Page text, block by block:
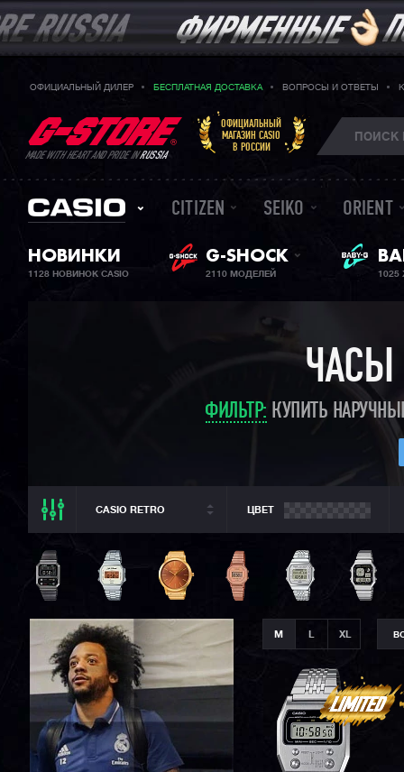
ОФИЦИАЛЬНЫЙ ДИЛЕР БЕСПЛАТНАЯ ДОСТАВКА ВОПРОСЫ И ОТВЕТЫ
MADE WITH HEART AND PRIDE INRUSSIA
ОФИЦИАЛЬНЫЙ
МАГАЗИН CASIO
В РОССИИ
CITIZEN SEIKO ORIENT
НОВИНКИ
1128 НОВИНОК CASIO
G-SHOCK
2110 МОДЕЛЕЙ
ЧАСЫ
ФИЛЬТР: КУПИТЬ
CASIO RETRO
ВСЕ CASIO
CASIO G-SHOCK
CASIO BABY-G
CASIO PRO TREK
CASIO EDIFICE
CITIZEN
SEIKO
ORIENT
ЦВЕТ
M XL